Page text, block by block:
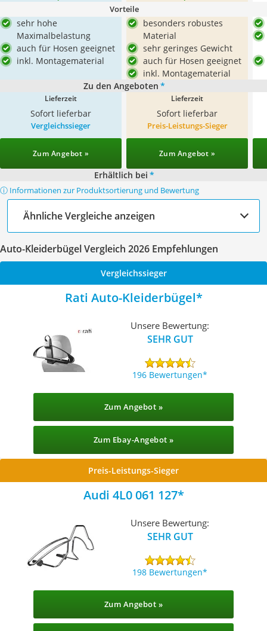
Vorteile
sehr hohe
Maximalbelastung
auch für Hosen geeignet
inkl. Montagematerial
besonders robustes
Material
sehr geringes Gewicht
auch für Hosen geeignet
inkl. Montagematerial
Zu den Angeboten *
Lieferzeit
Sofort lieferbar
Lieferzeit
Sofort lieferbar
Vergleichssieger
Zum Angebot »
Preis-Leistungs-Sieger
Zum Angebot »
Erhältlich bei *
ⓘ Informationen zur Produktsortierung und Bewertung
Ähnliche Vergleiche anzeigen
Auto-Kleiderbügel Vergleich 2026 Empfehlungen
Vergleichssieger
Rati Auto-Kleiderbügel
Unsere Bewertung:
SEHR GUT
196 Bewertungen
Zum Angebot »
Zum Ebay-Angebot »
Preis-Leistungs-Sieger
Audi 4L0 061 127
Unsere Bewertung:
SEHR GUT
198 Bewertungen
Zum Angebot »